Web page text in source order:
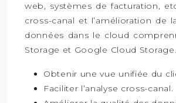
web, systèmes de facturation,
cross-canal et l’amélioration de
données dans le cloud
Storage et Google Cloud Storage.
Obtenir une vue unifiée du
Faciliter l’analyse cross-canal.